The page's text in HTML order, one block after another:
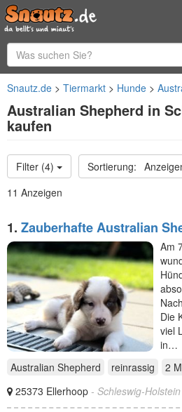
Snautz.de Tiermarkt Hunde
Australian Shepherd in
kaufen
Filter (4)
11 Anzeigen
1. Zauberhafte Australian
suchen ihr Zuhause!
Am
Die
viel
in…
Australian Shepherd
reinrassig 2
25373 Ellerhoop - Schleswig-Holstein